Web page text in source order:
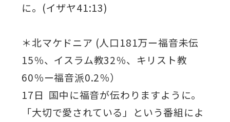
に。(イザヤ41:13)
＊北マケドニア (人口181万ー福音未伝
15％、イスラム教32％、キリスト教
60％ー福音派0.2％）
17日 国中に福音が伝わりますように。
「大切で愛されている」という番組によ